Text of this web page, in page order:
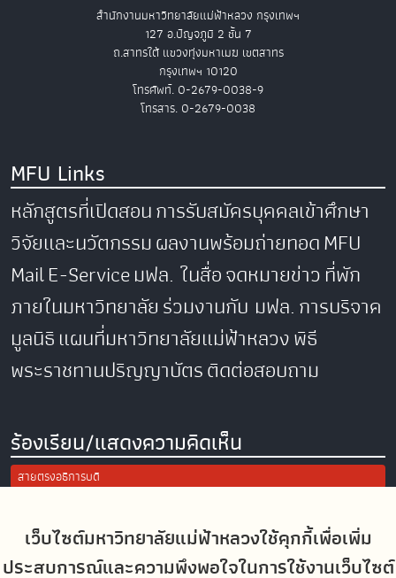
เว็บไซต์มหาวิทยาลัยแม่ฟ้าหลวงใช้คุกกี้เพื่อเพิ่ม
ประสบการณ์และความพึงพอใจในการใช้งานเว็บไซต์
สำนักงานมหาวิทยาลัยแม่ฟ้าหลวง กรุงเทพฯ
127 อ.ปัญจภูมิ 2 ชั้น 7
ถ.สาทรใต้ แขวงทุ่งมหาเมฆ เขตสาทร
กรุงเทพฯ 10120
โทรศัพท์. 0-2679-0038-9
โทรสาร. 0-2679-0038
MFU Links
หลักสูตรที่เปิดสอนการรับสมัครบุคคลเข้าศึกษา
วิจัยและนวัตกรรมผลงานพร้อมถ่ายทอดMFU
MailE-Serviceมฟล. ในสื่อจดหมายข่าวที่พัก
ภายในมหาวิทยาลัยร่วมงานกับ มฟล.การบริจาค
มูลนิธิแผนที่มหาวิทยาลัยแม่ฟ้าหลวงพิธี
พระราชทานปริญญาบัตรติดต่อสอบถาม
ร้องเรียน/แสดงความคิดเห็น
สายตรงอธิการบดี
ประเมินความพึงพอใจในการใช้งานเว็บไซต์ มฟล.
Site Map